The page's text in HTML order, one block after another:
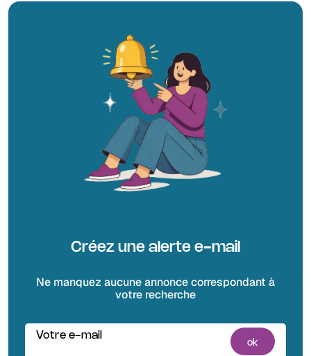
Créez une alerte e-mail
Ne manquez aucune annonce correspondant à
votre recherche
Votre e-mail
ok